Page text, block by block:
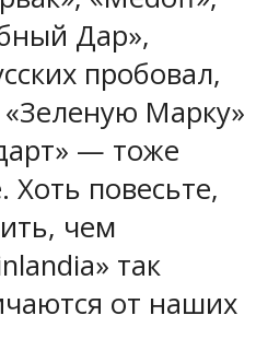
Дар»,
пробовал,
Марку»
— тоже
Хоть повесьте,
чем
так
от наших